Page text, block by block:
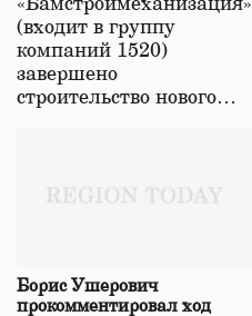
«Бамстроймеханизация»
(входит в группу
компаний 1520)
завершено
строительство нового…
Борис Ушерович
прокомментировал ход